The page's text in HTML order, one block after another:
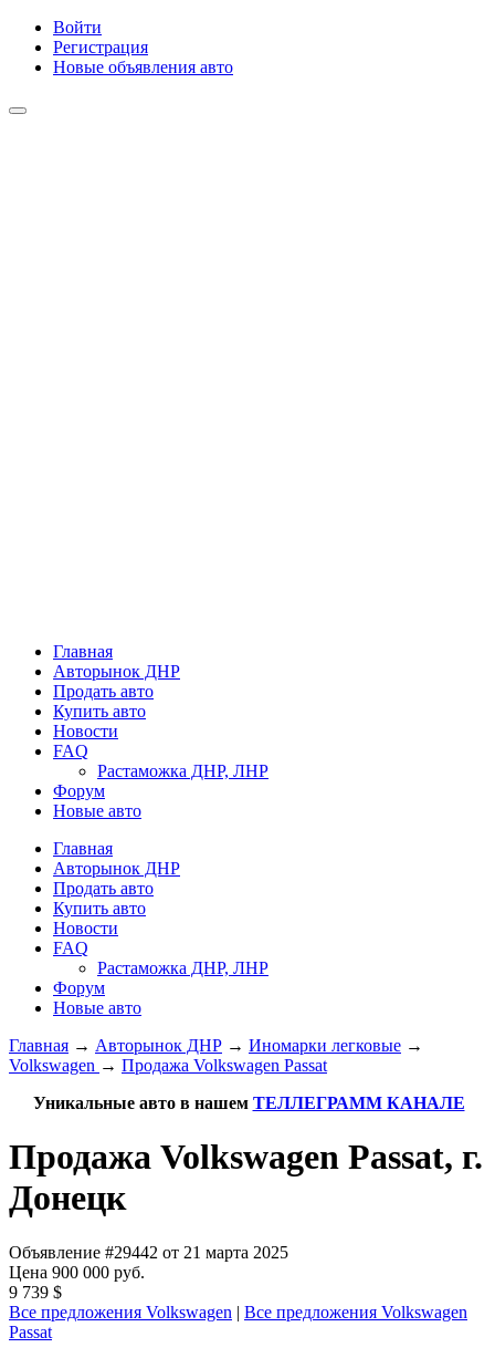
Войти
Регистрация
Новые объявления авто
Главная
Авторынок ДНР
Продать авто
Купить авто
Новости
FAQ
Растаможка ДНР, ЛНР
Форум
Новые авто
Главная
Авторынок ДНР
Продать авто
Купить авто
Новости
FAQ
Растаможка ДНР, ЛНР
Форум
Новые авто
Главная → Авторынок ДНР → Иномарки легковые →
Volkswagen → Продажа Volkswagen Passat
Уникальные авто в нашем ТЕЛЛЕГРАММ КАНАЛЕ
Продажа Volkswagen Passat, г.
Донецк
Объявление #29442 от 21 марта 2025
Цена 900 000 руб.
9 739 $
Все предложения Volkswagen | Все предложения Volkswagen
Passat